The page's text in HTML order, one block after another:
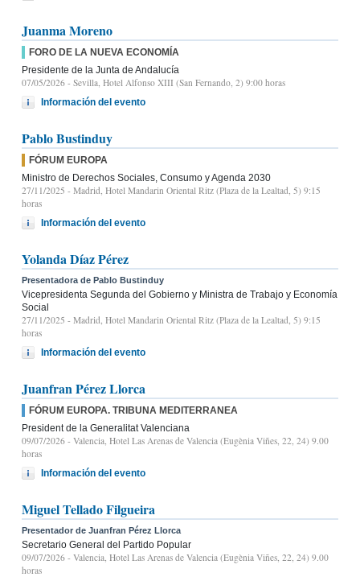
Juanma Moreno
FORO DE LA NUEVA ECONOMÍA
Presidente de la Junta de Andalucía
07/05/2026 - Sevilla, Hotel Alfonso XIII (San Fernando, 2) 9:00 horas
Información del evento
Pablo Bustinduy
FÓRUM EUROPA
Ministro de Derechos Sociales, Consumo y Agenda 2030
27/11/2025 - Madrid, Hotel Mandarin Oriental Ritz (Plaza de la Lealtad, 5) 9:15
horas
Información del evento
Yolanda Díaz Pérez
Presentadora de Pablo Bustinduy
Vicepresidenta Segunda del Gobierno y Ministra de Trabajo y Economía
Social
27/11/2025 - Madrid, Hotel Mandarin Oriental Ritz (Plaza de la Lealtad, 5) 9:15
horas
Información del evento
Juanfran Pérez Llorca
FÓRUM EUROPA. TRIBUNA MEDITERRANEA
President de la Generalitat Valenciana
09/07/2026 - Valencia, Hotel Las Arenas de Valencia (Eugènia Viñes, 22, 24) 9.00
horas
Información del evento
Miguel Tellado Filgueira
Presentador de Juanfran Pérez Llorca
Secretario General del Partido Popular
09/07/2026 - Valencia, Hotel Las Arenas de Valencia (Eugènia Viñes, 22, 24) 9.00
horas